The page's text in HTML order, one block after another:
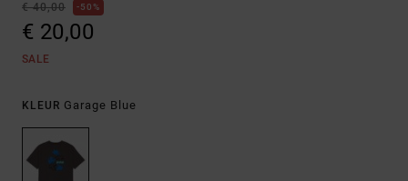
€ 40,00
50%
€ 20,00
SALE
KLEUR Garage Blue